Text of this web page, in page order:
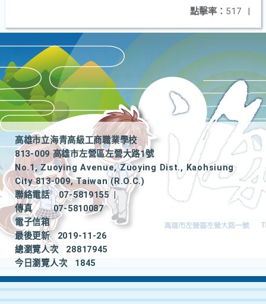
點擊率： 517 |
高雄市立海青高級工商職業學校
813-009 高雄市左營區左營大路1號
No.1, Zuoying Avenue, Zuoying Dist., Kaohsiung
City 813-009, Taiwan (R.O.C.)
聯絡電話
07-5819155
|
傳真
07-5810087
電子信箱
最後更新
2019-11-26
總瀏覽人次
28817945
今日瀏覽人次
1845